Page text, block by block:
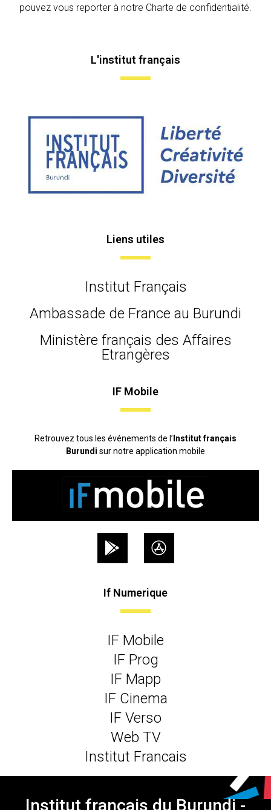
pouvez vous reporter à notre Charte de confidentialité.
L'institut français
Liens utiles
Institut Français
Ambassade de France au Burundi
Ministère français des Affaires
Etrangères
IF Mobile
Retrouvez tous les événements de l’ Institut français
Burundi sur notre application mobile
If Numerique
IF Mobile
IF Prog
IF Mapp
IF Cinema
IF Verso
Web TV
Institut Francais
Institut français du Burundi -